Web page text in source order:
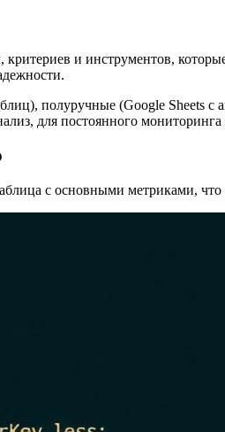
и инструментов,
полуручные (Google Sheets
для постоянного
с основными метриками,